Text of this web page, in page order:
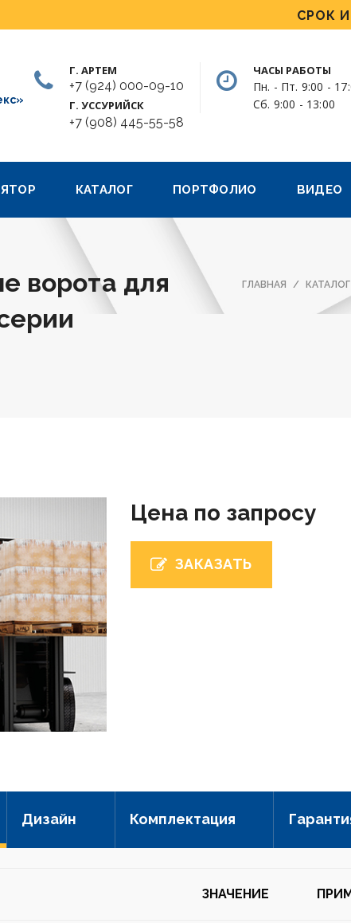
СРОК
Г. АРТЕМ
+7 (924) 000-09-10
Г. УССУРИЙСК
+7 (908) 445-55-58
ЧАСЫ РАБОТЫ
Пн. - Пт. 9:00 -
Сб. 9:00 - 13:00
КАТАЛОГ ПОРТФОЛИО ВИДЕО
ворота для
ГЛАВНАЯ КАТАЛОГ
Цена по запросу
ЗАКАЗАТЬ
Дизайн Комплектация
ЗНАЧЕНИЕ